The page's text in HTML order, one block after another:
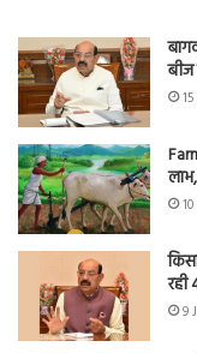
बीज
9